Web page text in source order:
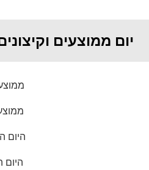
30 יום ממוצעים
היום
היום